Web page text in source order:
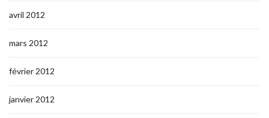
avril 2012
mars 2012
février 2012
janvier 2012